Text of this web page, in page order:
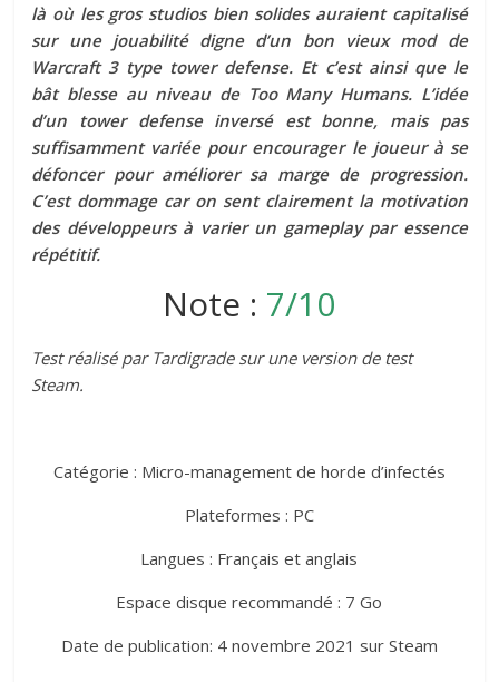
là où les gros studios bien solides auraient capitalisé
sur une jouabilité digne d’un bon vieux mod de
Warcraft 3 type tower defense. Et c’est ainsi que le
bât blesse au niveau de Too Many Humans. L’idée
d’un tower defense inversé est bonne, mais pas
suffisamment variée pour encourager le joueur à se
défoncer pour améliorer sa marge de progression.
C’est dommage car on sent clairement la motivation
des développeurs à varier un gameplay par essence
répétitif.
Note : 7/10
Test réalisé par Tardigrade sur une version de test
Steam.
Catégorie : Micro-management de horde d’infectés
Plateformes : PC
Langues : Français et anglais
Espace disque recommandé : 7 Go
Date de publication: 4 novembre 2021 sur Steam